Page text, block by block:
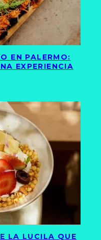
EN PALERMO:
EXPERIENCIA
LA LUCILA QUE